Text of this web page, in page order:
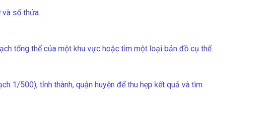
và số thửa.
tổng thể của một khu vực hoặc tìm một loại bản đồ cụ thể.
1/500), tỉnh thành, quận huyện để thu hẹp kết quả và tìm